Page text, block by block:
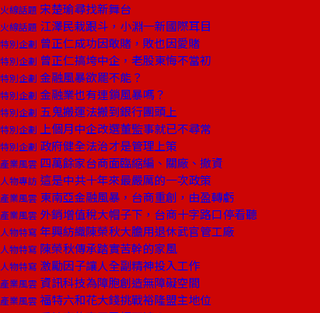
火線話題 宋楚瑜尋找新舞台
火線話題 江澤民栽跟斗，小淵一新國際耳目
特別企劃 曾正仁成功因敢賭，敗也因愛賭
特別企劃 曾正仁搞垮中企，老股東悔不當初
特別企劃 金融風暴欲罷不能？
特別企劃 金融業也有連鎖風暴嗎？
特別企劃 五鬼搬運法搬到銀行團頭上
特別企劃 上個月中企改選董監事就已不尋常
特別企劃 政府健全法治才是管理上策
產業風雲 四萬餘家台商面臨縮編、關廠、撤資
人物專訪 這是中共十年來最嚴厲的一次政策
產業風雲 東南亞金融風暴，台商重創，由盈轉虧
產業風雲 外銷增值稅大帽子下，台商十字路口停看聽
人物特寫 年興紡織陳榮秋大膽用退休武官管工廠
人物特寫 陳榮秋傳承踏實苦幹的家風
人物特寫 激勵因子讓人全副精神投入工作
產業風雲 資訊科技為障胞創造無障礙空間
產業風雲 福特六和花大錢挑戰裕隆盟主地位